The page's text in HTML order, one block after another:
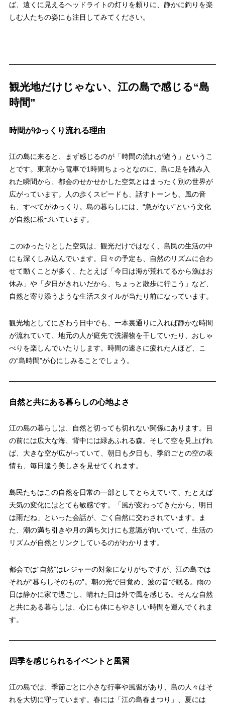
ば、遠くに見えるヘッドライトの灯りを頼りに、静かに釣りを楽
しむ人たちの姿にも注目してみてください。
観光地だけじゃない、江の島で感じる“島
時間”
時間がゆっくり流れる理由
江の島に来ると、まず感じるのが「時間の流れが違う」というこ
とです。東京から電車で1時間ちょっとなのに、島に足を踏み入
れた瞬間から、都会のせかせかした空気とはまったく別の世界が
広がっています。人の歩くスピードも、話すトーンも、風の音
も、すべてがゆっくり。島の暮らしには、“急がない”という文化
が自然に根づいています。
このゆったりとした空気は、観光だけではなく、島民の生活の中
にも深くしみ込んでいます。日々の予定も、自然のリズムに合わ
せて動くことが多く、たとえば「今日は海が荒れてるから漁はお
休み」や「夕日がきれいだから、ちょっと散歩に行こう」など、
自然と寄り添うような生活スタイルが当たり前になっています。
観光地としてにぎわう日中でも、一本裏通りに入れば静かな時間
が流れていて、地元の人が庭先で洗濯物を干していたり、おしゃ
べりを楽しんでいたりします。時間の速さに疲れた人ほど、こ
の“島時間”が心にしみることでしょう。
自然と共にある暮らしの心地よさ
江の島の暮らしは、自然と切っても切れない関係にあります。目
の前には広大な海、背中には緑あふれる森。そして空を見上げれ
ば、大きな空が広がっていて、朝日も夕日も、季節ごとの空の表
情も、毎日違う美しさを見せてくれます。
島民たちはこの自然を日常の一部としてとらえていて、たとえば
天気の変化にはとても敏感です。「風が変わってきたから、明日
は雨だね」といった会話が、ごく自然に交わされています。ま
た、潮の満ち引きや月の満ち欠けにも意識が向いていて、生活の
リズムが自然とリンクしているのがわかります。
都会では“自然”はレジャーの対象になりがちですが、江の島では
それが“暮らしそのもの”。朝の光で目覚め、波の音で眠る。雨の
日は静かに家で過ごし、晴れた日は外で風を感じる。そんな自然
と共にある暮らしは、心にも体にもやさしい時間を運んでくれま
す。
四季を感じられるイベントと風習
江の島では、季節ごとに小さな行事や風習があり、島の人々はそ
れを大切に守っています。春には「江の島春まつり」、夏には